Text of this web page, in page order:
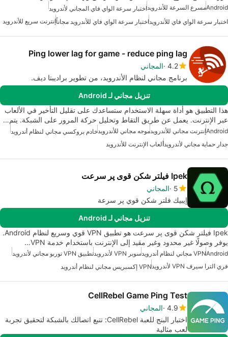
Androidمسرع السرعة للأندرويداختبار سرعة الواي فاي المجاني لأندرويد
اختبار سرعة الواي فاي للأندرويداختبار سرعة الواي فاي للأندرويد مجاناًإنترنت سريع للأندرويد
Ping lower lag for game - reduce ping lag
4.2 المجاني
برنامج مجاني لنظام الأندرويد، من تطوير براديبتا ديف.
تنزيل مجاني لـ Android
هذا التطبيق هو أداة سهلة الاستخدام ستساعدك على تقليل التأخير في الألعاب
عبر الإنترنت. يعمل عن طريق التقاط وتحليل حركة المرور على الشبكة. يتم…
Androidإنترنت مجاني للأندرويدموجه مجاني للأندرويدخادم بروكسي مجاني لنظام أندرويد
جدار حماية مجاني لأندرويدألعاب الإنترنت للأندرويد
Ipek فیلتر شکن قوی پر سرعت
5 المجاني
إيبيك فلتر شکن قوي پر سرعة
تنزيل مجاني لـ Android
Ipek فیلتر شکن قوی پر سرعت هو تطبيق VPN قوي وسريع لنظام Android.
يوفر وصولًا غير محدود وغير مقيد إلى الإنترنت باستخدام خدمة VPN…
AndroidVPN مجاني لنظام أندرويد سوبر VPN لأندرويد
تطبيق VPN توربو مجاني لأندرويد
فري الترا سيرف VPN لأندرويد
VPN إكسبريس مجاني لنظام أندرويد
CellRebel Game Ping Test
4.9 المجاني
اختبار البنج للعبة CellRebel: تتبع اتصالك بالشبكة لتحقيق تجربة
لعب مثالية